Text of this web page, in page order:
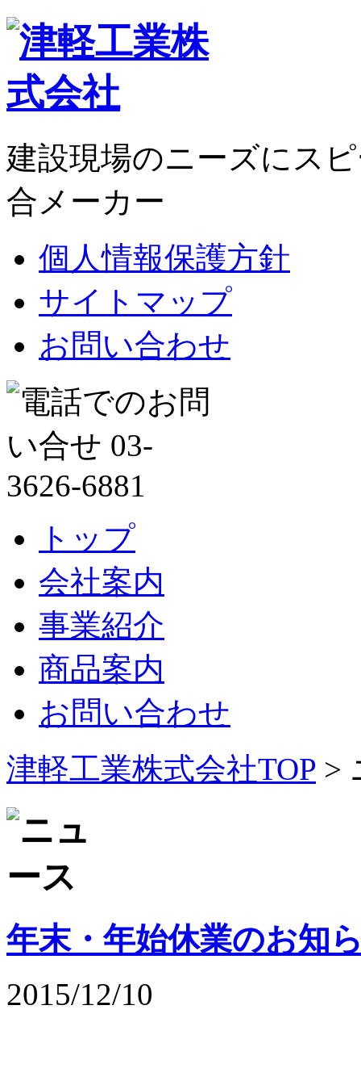
建設現場のニーズにス
合メーカー
個人情報保護方針
サイトマップ
お問い合わせ
トップ
会社案内
事業紹介
商品案内
お問い合わせ
津軽工業株式会社TOP >
年末・年始休業のお知
2015/12/10